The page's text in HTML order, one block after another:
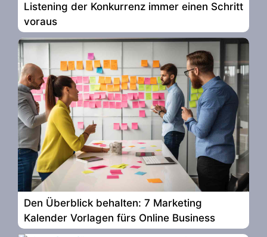
Listening der Konkurrenz immer einen Schritt
voraus
Den Überblick behalten: 7 Marketing
Kalender Vorlagen fürs Online Business